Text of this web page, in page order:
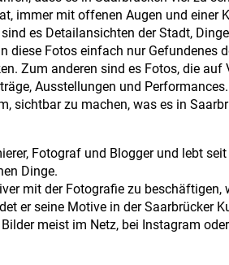
immer mit offenen Augen und einer
es Detailansichten der Stadt,
diese Fotos einfach nur Gefundenes
Zum anderen sind es Fotos, die auf
Ausstellungen und
sichtbar zu machen, was es in
Fotograf und Blogger und lebt
Dinge.
mit der Fotografie zu beschäftigen,
er seine Motive in der Saarbrücker
meist im Netz, bei Instagram oder